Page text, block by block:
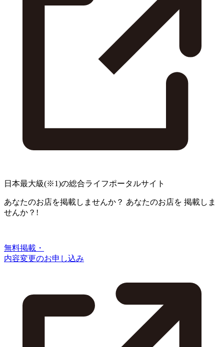
日本最大級(※1)の総合ライフポータルサイト
あなたのお店を掲載しませんか？ あなたのお店を 掲載しま
せんか？!
無料掲載・
内容変更のお申し込み